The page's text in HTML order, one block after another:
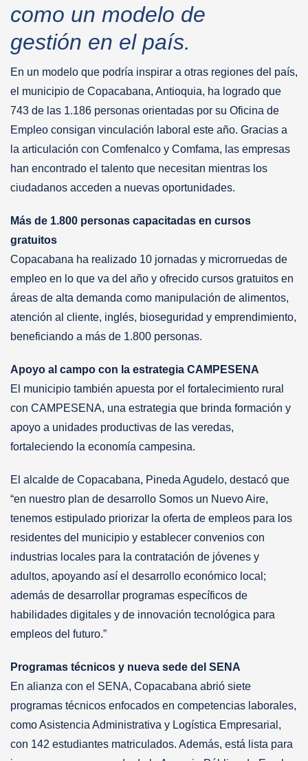
como un modelo de
gestión en el país.
En un modelo que podría inspirar a otras regiones del país,
el municipio de Copacabana, Antioquia, ha logrado que
743 de las 1.186 personas orientadas por su Oficina de
Empleo consigan vinculación laboral este año. Gracias a
la articulación con Comfenalco y Comfama, las empresas
han encontrado el talento que necesitan mientras los
ciudadanos acceden a nuevas oportunidades.
Más de 1.800 personas capacitadas en cursos
gratuitos
Copacabana ha realizado 10 jornadas y microrruedas de
empleo en lo que va del año y ofrecido cursos gratuitos en
áreas de alta demanda como manipulación de alimentos,
atención al cliente, inglés, bioseguridad y emprendimiento,
beneficiando a más de 1.800 personas.
Apoyo al campo con la estrategia CAMPESENA
El municipio también apuesta por el fortalecimiento rural
con CAMPESENA, una estrategia que brinda formación y
apoyo a unidades productivas de las veredas,
fortaleciendo la economía campesina.
El alcalde de Copacabana, Pineda Agudelo, destacó que
“en nuestro plan de desarrollo Somos un Nuevo Aire,
tenemos estipulado priorizar la oferta de empleos para los
residentes del municipio y establecer convenios con
industrias locales para la contratación de jóvenes y
adultos, apoyando así el desarrollo económico local;
además de desarrollar programas específicos de
habilidades digitales y de innovación tecnológica para
empleos del futuro.”
Programas técnicos y nueva sede del SENA
En alianza con el SENA, Copacabana abrió siete
programas técnicos enfocados en competencias laborales,
como Asistencia Administrativa y Logística Empresarial,
con 142 estudiantes matriculados. Además, está lista para